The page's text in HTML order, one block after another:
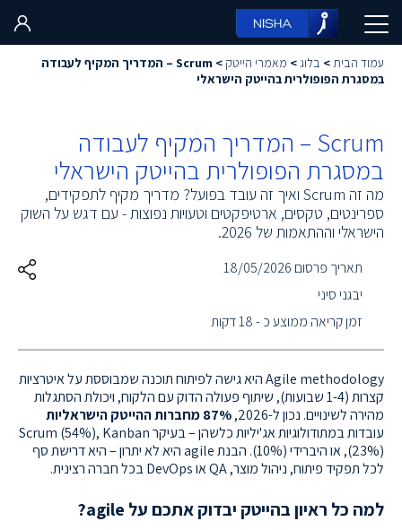
עמוד הבית> בלוג> מאמרי הייטק >
Scrum – המדריך המקיף לעבודה
במסגרת הפופולרית בהייטק הישראלי
Scrum – המדריך המקיף לעבודה
במסגרת הפופולרית בהייטק הישראלי
מה זה Scrum ואיך זה עובד בפועל? מדריך מקיף לתפקידים,
ספרינטים, טקסים, ארטיפקטים וטעויות נפוצות - עם דגש על השוק
הישראלי וההתאמות של 2026.
תאריך פרסום 18/05/2026
יבגני סיני
זמן קריאה ממוצע כ - 18 דקות
Agile methodology היא גישה לפיתוח תוכנה שמבוססת על איטרציות
קצרות (1-4 שבועות), שיתוף פעולה הדוק עם הלקוח, ויכולת הסתגלות
מהירה לשינויים. נכון ל-2026,
87% מחברות ההייטק הישראליות
עובדות במתודולוגיות אג'יליות כלשהן – בעיקר Scrum (54%), Kanban
(23%), או היברידי (10%). הבנת agile היא לא יתרון – היא דרישת סף
לכל תפקיד פיתוח, ניהול מוצר, QA או DevOps בכל חברה רצינית.
למה כל ראיון בהייטק יבדוק אתכם על agile?